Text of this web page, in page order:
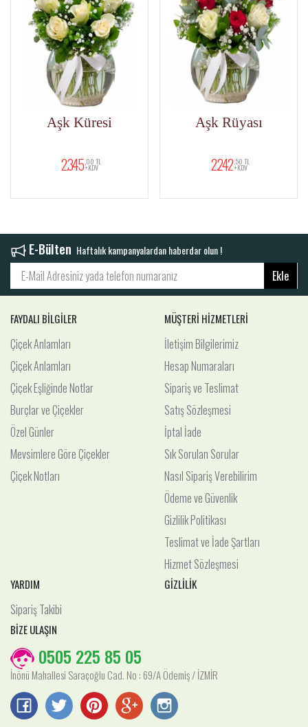
Aşk Küresi
2.345,00 TL
+KDV
Aşk Rüyası
2.242,50 TL
+KDV
E-Bülten Haftalık kampanyalardan haberdar olun !
Ekle
FAYDALI BİLGİLER
Çiçek Anlamları
Çiçek Anlamları
Çiçek Eşliğinde Notlar
Burçlar ve Çiçekler
Özel Günler
Mevsimlere Göre Çiçekler
Çiçek Notları
MÜŞTERİ HİZMETLERİ
İletişim Bilgilerimiz
Hesap Numaraları
Sipariş ve Teslimat
Satış Sözleşmesi
İptal İade
Sık Sorulan Sorular
Nasıl Sipariş Verebilirim
Ödeme ve Güvenlik
Gizlilik Politikası
Teslimat ve İade Şartları
Hizmet Sözleşmesi
YARDIM
Sipariş Takibi
GİZLİLİK
BİZE ULAŞIN
0505 225 85 05
İnönü Mahallesi Saraçoğlu Cad. No : 69/A Ödemiş / İZMİR